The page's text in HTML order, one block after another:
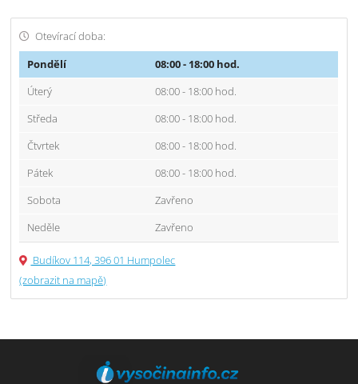
Otevírací doba:
Pondělí
08:00 - 18:00 hod.
Úterý
08:00 - 18:00 hod.
Středa
08:00 - 18:00 hod.
Čtvrtek
08:00 - 18:00 hod.
Pátek
08:00 - 18:00 hod.
Sobota
Zavřeno
Neděle
Zavřeno
Budíkov 114, 396 01 Humpolec
(zobrazit na mapě)